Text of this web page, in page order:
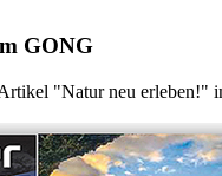
GONG
"Natur neu erleben!"